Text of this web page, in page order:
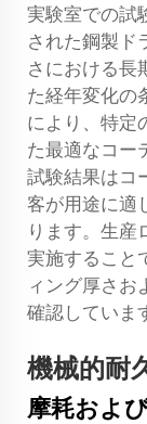
実験室での試
された鋼製ド
さにおける長
た経年変化の
により、特定
た最適なコー
試験結果はコ
客が用途に適
ります。生産
実施すること
ィング厚さお
確認していま
機械的耐
摩耗およ